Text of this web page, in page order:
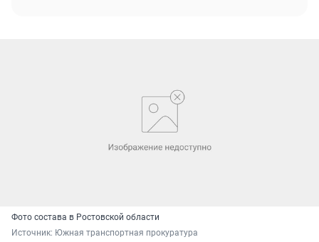
Фото состава в Ростовской области
Источник: Южная транспортная прокуратура